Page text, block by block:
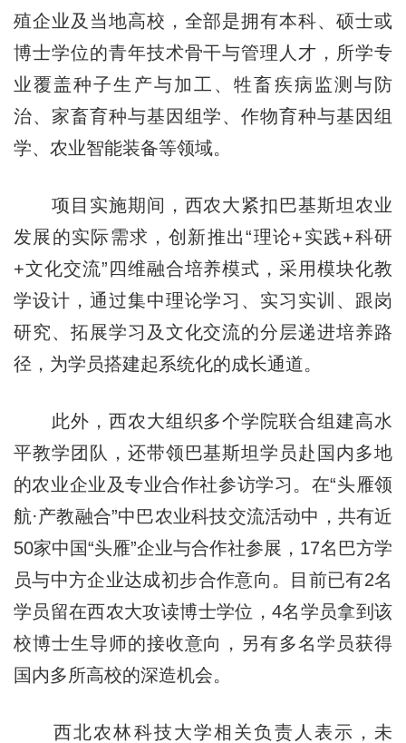
殖企业及当地高校，全部是拥有本科、硕士或
博士学位的青年技术骨干与管理人才，所学专
业覆盖种子生产与加工、牲畜疾病监测与防
治、家畜育种与基因组学、作物育种与基因组
学、农业智能装备等领域。
项目实施期间，西农大紧扣巴基斯坦农业
发展的实际需求，创新推出“理论+实践+科研
+文化交流”四维融合培养模式，采用模块化教
学设计，通过集中理论学习、实习实训、跟岗
研究、拓展学习及文化交流的分层递进培养路
径，为学员搭建起系统化的成长通道。
此外，西农大组织多个学院联合组建高水
平教学团队，还带领巴基斯坦学员赴国内多地
的农业企业及专业合作社参访学习。在“头雁领
航·产教融合”中巴农业科技交流活动中，共有近
50家中国“头雁”企业与合作社参展，17名巴方学
员与中方企业达成初步合作意向。目前已有2名
学员留在西农大攻读博士学位，4名学员拿到该
校博士生导师的接收意向，另有多名学员获得
国内多所高校的深造机会。
西北农林科技大学相关负责人表示，未